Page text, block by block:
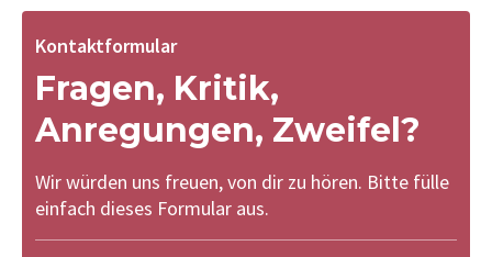
Kontaktformular
Fragen, Kritik,
Anregungen, Zweifel?
Wir würden uns freuen, von dir zu hören. Bitte fülle
einfach dieses Formular aus.